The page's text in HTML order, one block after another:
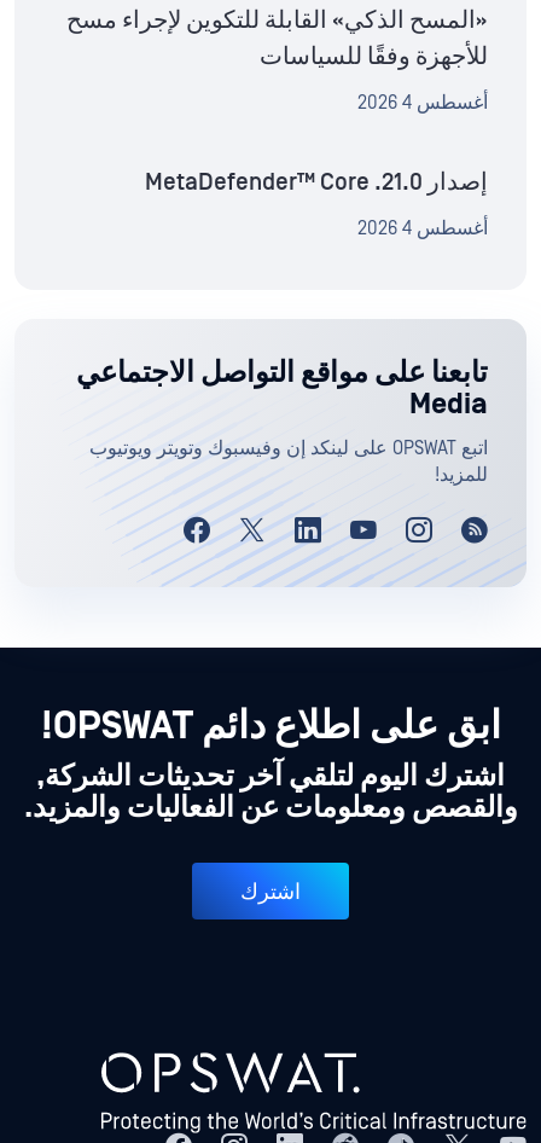
«المسح الذكي» القابلة للتكوين لإجراء مسح
للأجهزة وفقًا للسياسات
أغسطس 4 2026
إصدار MetaDefender™ Core .21.0
أغسطس 4 2026
تابعنا على مواقع التواصل الاجتماعي
Media
اتبع OPSWAT على لينكد إن وفيسبوك وتويتر ويوتيوب
للمزيد!
ابق على اطلاع دائم OPSWAT!
اشترك اليوم لتلقي آخر تحديثات الشركة,
والقصص ومعلومات عن الفعاليات والمزيد.
اشترك